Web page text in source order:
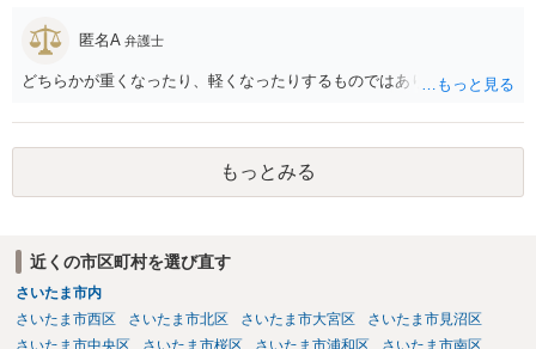
匿名A 弁護士
どちらかが重くなったり、軽くなったりするものではありません。
もっとみる
近くの市区町村を選び直す
さいたま市内
さいたま市西区
さいたま市北区 さいたま市大宮区
さいたま市見沼区